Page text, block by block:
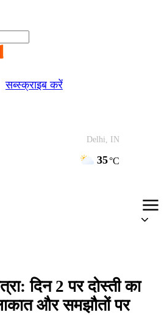
सब्स्क्राइब करें
Delhi, IN
35°C
दिन 2 पर दोस्ती का
और समझौतों पर